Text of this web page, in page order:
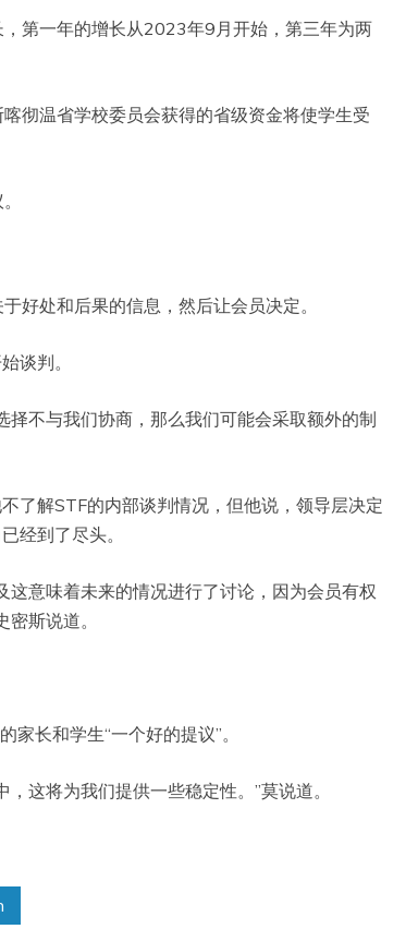
第一年的增长从2023年9月开始，第三年为两
彻温省学校委员会获得的省级资金将使学生受
好处和后果的信息，然后让会员决定。
谈判。
不与我们协商，那么我们可能会采取额外的制
了解STF的内部谈判情况，但他说，领导层决定
经到了尽头。
意味着未来的情况进行了讨论，因为会员有权
斯说道。
长和学生“一个好的提议”。
这将为我们提供一些稳定性。”莫说道。